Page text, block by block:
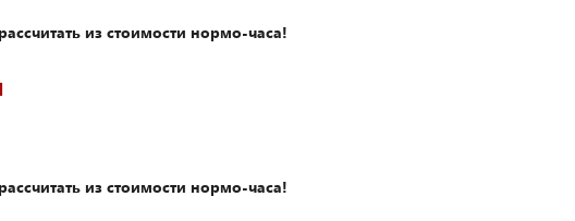
из стоимости нормо-часа!
из стоимости нормо-часа!